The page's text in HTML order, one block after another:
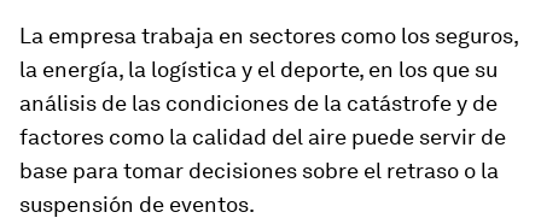
La empresa trabaja en sectores como los seguros,
la energía, la logística y el deporte, en los que su
análisis de las condiciones de la catástrofe y de
factores como la calidad del aire puede servir de
base para tomar decisiones sobre el retraso o la
suspensión de eventos.